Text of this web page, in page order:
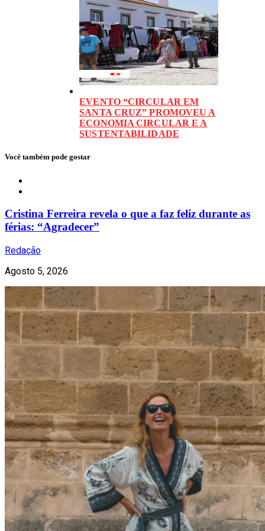
EVENTO “CIRCULAR EM
SANTA CRUZ” PROMOVEU A
ECONOMIA CIRCULAR E A
SUSTENTABILIDADE
Você também pode gostar
Cristina Ferreira revela o que a faz feliz durante as
férias: “Agradecer”
Redação
Agosto 5, 2026